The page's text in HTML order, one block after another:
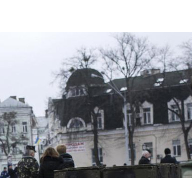
Leggi anche
Ceuta, ennesima
raggiungere l’isola in
ma precipita in mare e